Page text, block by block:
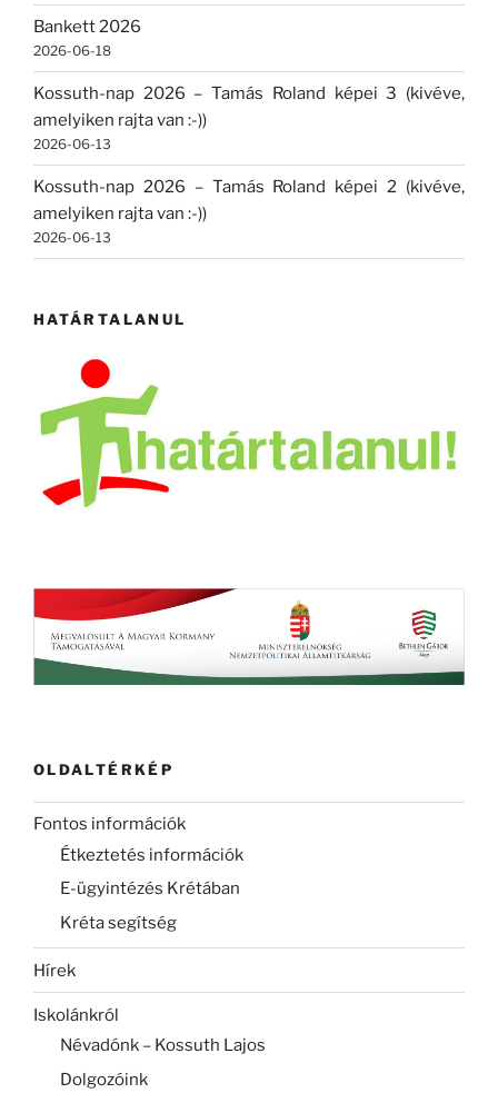
Bankett 2026
2026-06-18
Kossuth-nap 2026 – Tamás Roland képei 3 (kivéve,
amelyiken rajta van :-))
2026-06-13
Kossuth-nap 2026 – Tamás Roland képei 2 (kivéve,
amelyiken rajta van :-))
2026-06-13
HATÁRTALANUL
OLDALTÉRKÉP
Fontos információk
Étkeztetés információk
E-ügyintézés Krétában
Kréta segítség
Hírek
Iskolánkról
Névadónk – Kossuth Lajos
Dolgozóink